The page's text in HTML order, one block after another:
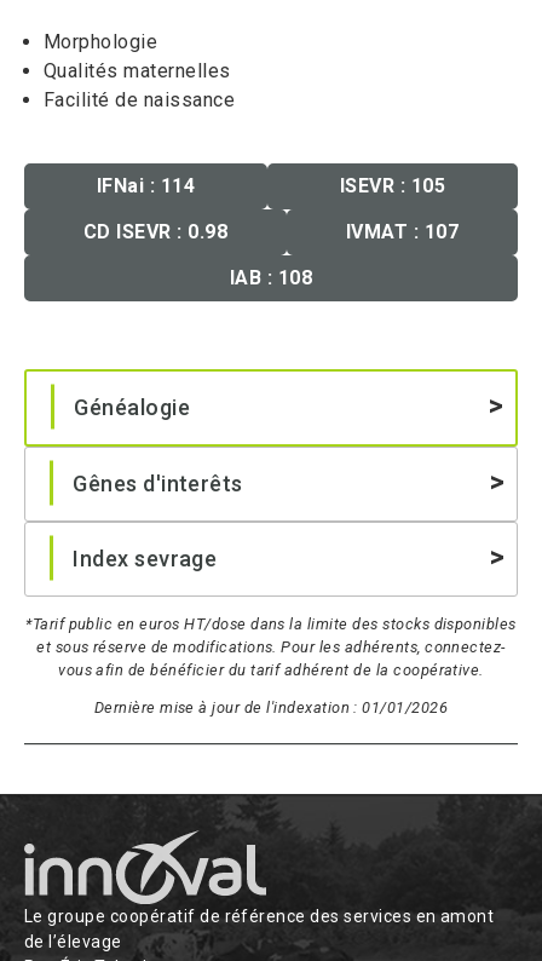
Morphologie
Qualités maternelles
Facilité de naissance
IFNai : 114
ISEVR : 105
CD ISEVR : 0.98
IVMAT : 107
IAB : 108
Généalogie
Gênes d'interêts
Index sevrage
*Tarif public en euros HT/dose dans la limite des stocks disponibles
et sous réserve de modifications. Pour les adhérents, connectez-
vous afin de bénéficier du tarif adhérent de la coopérative.
Dernière mise à jour de l'indexation : 01/01/2026
Le groupe coopératif de référence des services en amont
de l’élevage